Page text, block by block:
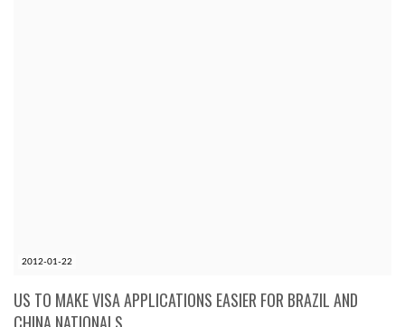
2012-01-22
US TO MAKE VISA APPLICATIONS EASIER FOR BRAZIL AND